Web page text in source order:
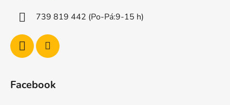
739 819 442 (Po-Pá:9-15 h)
Facebook